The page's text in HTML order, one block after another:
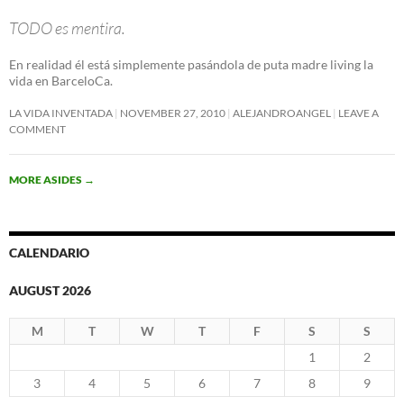
TODO es mentira.
En realidad él está simplemente pasándola de puta madre living la
vida en BarceloCa.
LA VIDA INVENTADA NOVEMBER 27, 2010 ALEJANDROANGEL
LEAVE A
COMMENT
MORE ASIDES →
CALENDARIO
AUGUST 2026
M T W T F S
S
1
2
3
4 5 6 7 8
9